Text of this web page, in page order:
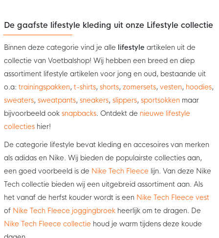
De gaafste lifestyle kleding uit onze Lifestyle collectie
Binnen deze categorie vind je alle lifestyle artikelen uit de
collectie van Voetbalshop! Wij hebben een breed en diep
assortiment lifestyle artikelen voor jong en oud, bestaande uit
o.a: trainingspakken, t-shirts, shorts, zomersets, vesten, hoodies,
sweaters, sweatpants, sneakers, slippers, sportsokken maar
bijvoorbeeld ook snapbacks. Ontdekt de nieuwe lifestyle
collecties hier!
De categorie lifestyle bevat kleding en accesoires van merken
als adidas en Nike. Wij bieden de populairste collecties aan,
een goed voorbeeld is de Nike Tech Fleece lijn. Van deze Nike
Tech collectie bieden wij een uitgebreid assortiment aan. Als
het vanaf de herfst kouder wordt is een Nike Tech Fleece vest
of Nike Tech Fleece joggingbroek heerlijk om te dragen. De
Nike Tech Fleece collectie houd je warm tijdens deze koude